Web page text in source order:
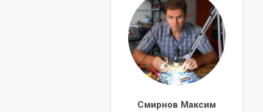
Смирнов Максим